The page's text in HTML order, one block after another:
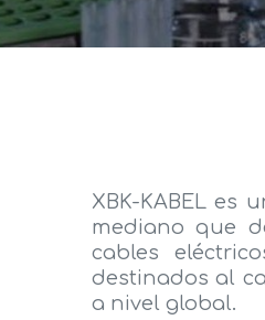
XBK-KABEL es
mediano que
cables
destinados al
a nivel global.